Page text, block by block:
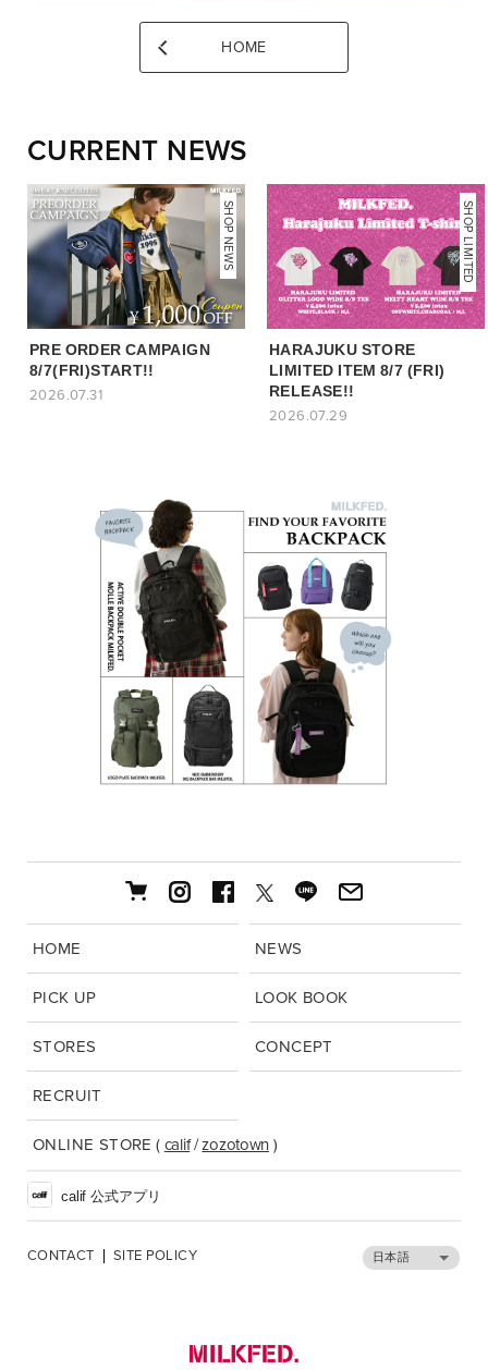
HOME
CURRENT NEWS
NEWS
SHOP NEWS
PRE ORDER CAMPAIGN
8/7(FRI)START!!
2026.07.31
SHOP LIMITED
HARAJUKU STORE
LIMITED ITEM 8/7 (FRI)
RELEASE!!
2026.07.29
HOME NEWS
PICK UP LOOK BOOK
STORES CONCEPT
RECRUIT
ONLINE STORE ( calif/zozotown )
calif 公式アプリ
CONTACT SITE POLICY 日本語